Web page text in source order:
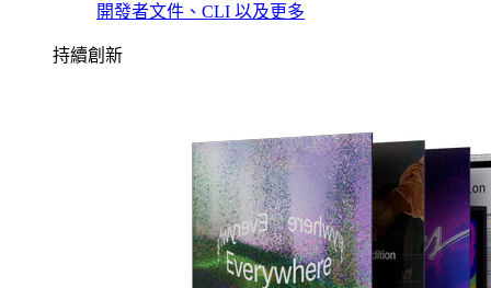
開發者文件、CLI 以及更多
持續創新